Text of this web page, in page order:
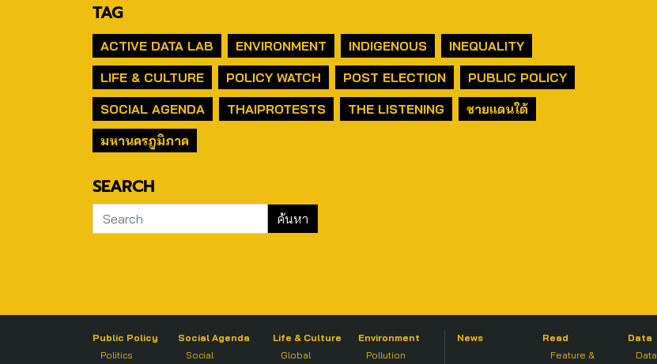
TAG
ACTIVE DATA LAB ENVIRONMENT INDIGENOUS
INEQUALITY
LIFE & CULTURE
POLICY WATCH POST ELECTION
PUBLIC POLICY
SOCIAL AGENDA
THAIPROTESTS THE LISTENING
ชายแดนใต้
มหานครภูมิภาค
SEARCH
Public Policy
Politics
Social Agenda
Social
Life & Culture
Global
Environment
Pollution
News
Read
Feature &
Data
Data